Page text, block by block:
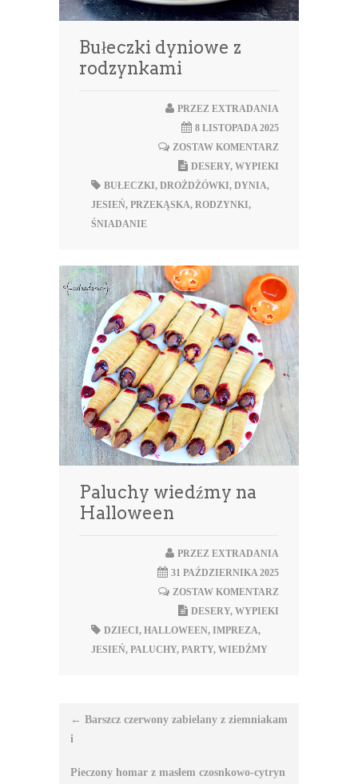
Bułeczki dyniowe z
rodzynkami
PRZEZ EXTRADANIA
8 LISTOPADA 2025
ZOSTAW KOMENTARZ
DESERY, WYPIEKI
BUŁECZKI, DROŻDŻÓWKI, DYNIA,
JESIEŃ, PRZEKĄSKA, RODZYNKI,
ŚNIADANIE
Paluchy wiedźmy na
Halloween
PRZEZ EXTRADANIA
31 PAŹDZIERNIKA 2025
ZOSTAW KOMENTARZ
DESERY, WYPIEKI
DZIECI, HALLOWEEN, IMPREZA,
JESIEŃ, PALUCHY, PARTY, WIEDŹMY
Nawigacja
wpisu
← Barszcz czerwony zabielany z ziemniakam
i
Pieczony homar z masłem czosnkowo-cytryn